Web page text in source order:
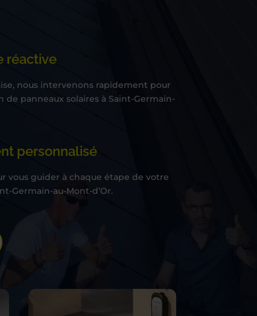
réactive
nous intervenons rapidement pour
de panneaux solaires à Saint-Germain-
personnalisé
vous guider à chaque étape de votre
Germain-au-Mont-d’Or.